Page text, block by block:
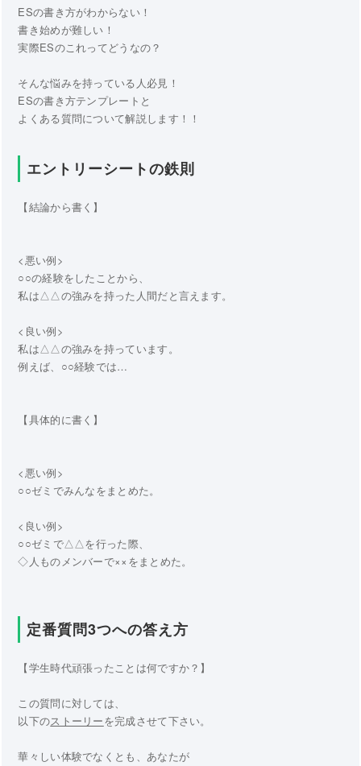
ESの書き方がわからない！
書き始めが難しい！
実際ESのこれってどうなの？
そんな悩みを持っている人必見！
ESの書き方テンプレートと
よくある質問について解説します！！
エントリーシートの鉄則
【結論から書く】
<悪い例>
○○の経験をしたことから、
私は△△の強みを持った人間だと言えます。
<良い例>
私は△△の強みを持っています。
例えば、○○経験では…
【具体的に書く】
<悪い例>
○○ゼミでみんなをまとめた。
<良い例>
○○ゼミで△△を行った際、
◇人ものメンバーで××をまとめた。
定番質問3つへの答え方
【学生時代頑張ったことは何ですか？】
この質問に対しては、
以下のストーリーを完成させて下さい。
華々しい体験でなくとも、あなたが